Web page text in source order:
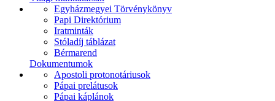
Egyházmegyei Törvénykönyv
Papi Direktórium
Iratminták
Stóladíj táblázat
Bérmarend
Dokumentumok
Apostoli protonotáriusok
Pápai prelátusok
Pápai káplánok